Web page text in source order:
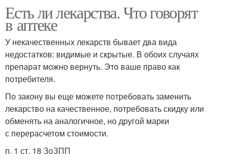
Есть ли лекарства. Что говорят
в аптеке
У некачественных лекарств бывает два вида
недостатков: видимые и скрытые. В обоих случаях
препарат можно вернуть. Это ваше право как
потребителя.
По закону вы еще можете потребовать заменить
лекарство на качественное, потребовать скидку или
обменять на аналогичное, но другой марки
с перерасчетом стоимости.
п. 1 ст. 18 ЗоЗПП